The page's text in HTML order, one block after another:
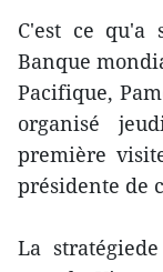
C'est ce qu'a
Banque
Pacifique,
organisé
première
présidente de
La